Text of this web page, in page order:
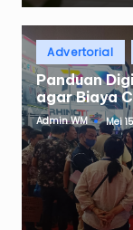
Posted
Advertorial
Panduan
agar Biaya
Posted
by
Admin WM Mei